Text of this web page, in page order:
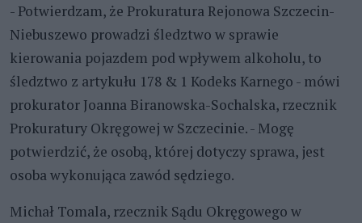
- Potwierdzam, że Prokuratura Rejonowa Szczecin-
Niebuszewo prowadzi śledztwo w sprawie
kierowania pojazdem pod wpływem alkoholu, to
śledztwo z artykułu 178 & 1 Kodeks Karnego - mówi
prokurator Joanna Biranowska-Sochalska, rzecznik
Prokuratury Okręgowej w Szczecinie. - Mogę
potwierdzić, że osobą, której dotyczy sprawa, jest
osoba wykonująca zawód sędziego.
Michał Tomala, rzecznik Sądu Okręgowego w